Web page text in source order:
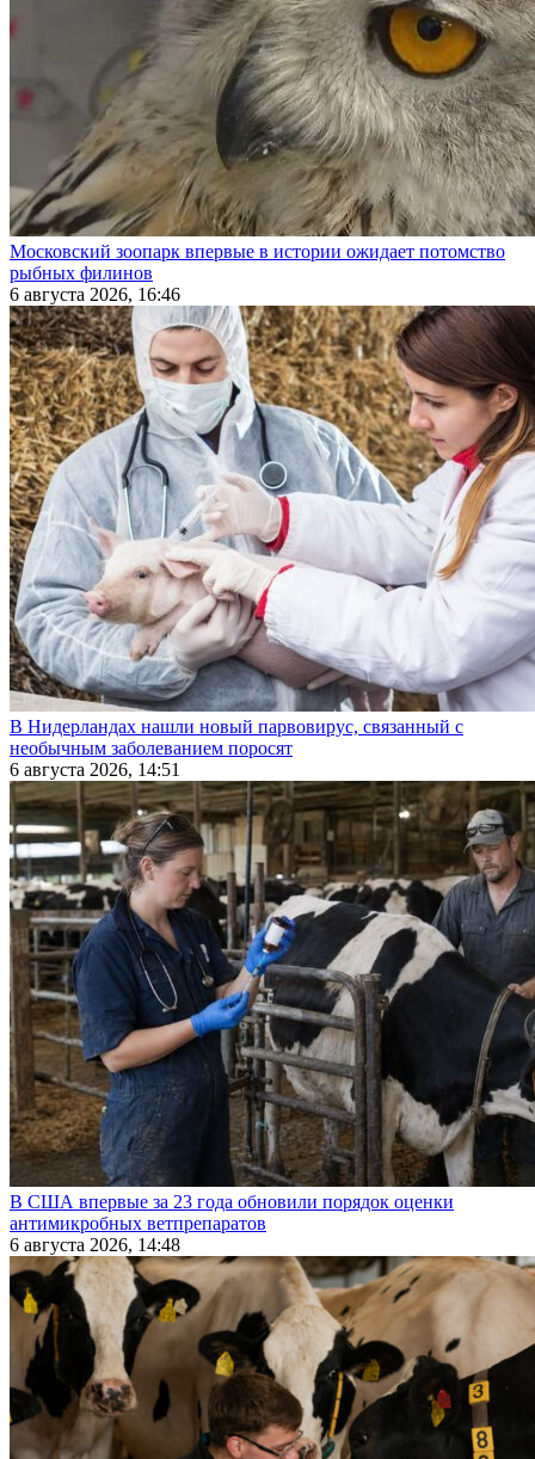
Московский зоопарк впервые в истории ожидает потомство
рыбных филинов
6 августа 2026, 16:46
В Нидерландах нашли новый парвовирус, связанный с
необычным заболеванием поросят
6 августа 2026, 14:51
В США впервые за 23 года обновили порядок оценки
антимикробных ветпрепаратов
6 августа 2026, 14:48